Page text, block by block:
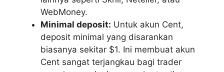
WebMoney.
Minimal deposit: Untuk akun Cent,
deposit minimal yang disarankan
biasanya sekitar $1. Ini membuat akun
Cent sangat terjangkau bagi trader